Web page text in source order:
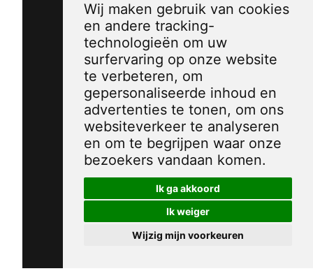
Wij maken gebruik van cookies
en andere tracking-
technologieën om uw
surfervaring op onze website
te verbeteren, om
gepersonaliseerde inhoud en
advertenties te tonen, om ons
websiteverkeer te analyseren
en om te begrijpen waar onze
bezoekers vandaan komen.
Ik ga akkoord
Ik weiger
Wijzig mijn voorkeuren